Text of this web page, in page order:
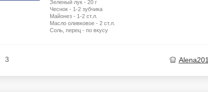
Зеленый лук - 20 г
Чеснок - 1-2 зубчика
Майонез - 1-2 ст.л.
Масло оливковое - 2 ст.л.
Соль, перец - по вкусу
3